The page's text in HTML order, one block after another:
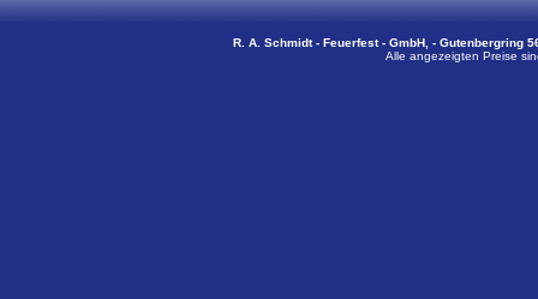
R. A. Schmidt - Feuerfest - GmbH, - Gutenbergring
Alle angezeigten Preise